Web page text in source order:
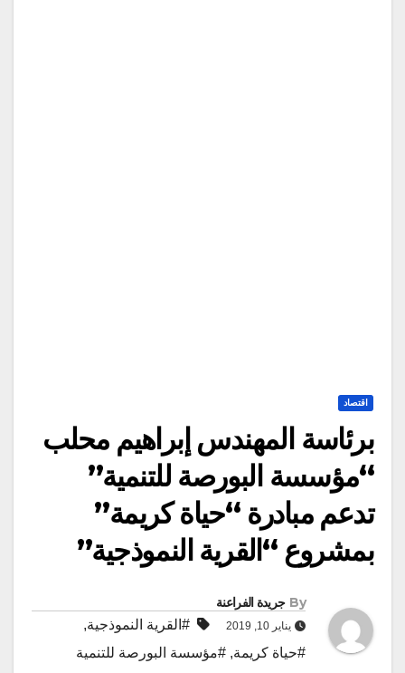
اقتصاد
برئاسة المهندس إبراهيم محلب
“مؤسسة البورصة للتنمية”
تدعم مبادرة “حياة كريمة”
بمشروع “القرية النموذجية”
By جريدة الفراعنة
يناير 10, 2019 #القرية النموذجية,
#حياة كريمة, #مؤسسة البورصة للتنمية